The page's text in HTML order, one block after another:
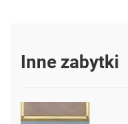
Inne zabytki